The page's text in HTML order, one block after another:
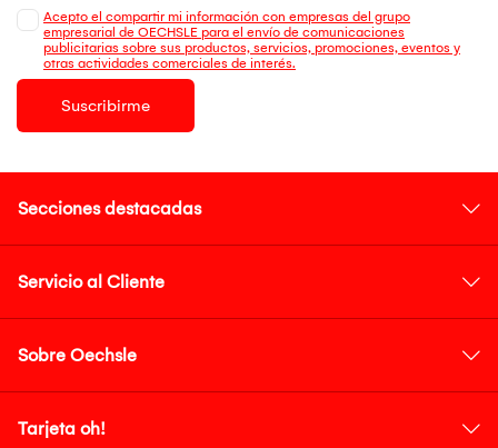
Acepto el compartir mi información con empresas del grupo
empresarial de OECHSLE para el envío de comunicaciones
publicitarias sobre sus productos, servicios, promociones, eventos y
otras actividades comerciales de interés.
Suscribirme
Secciones destacadas
Servicio al Cliente
Sobre Oechsle
Tarjeta oh!